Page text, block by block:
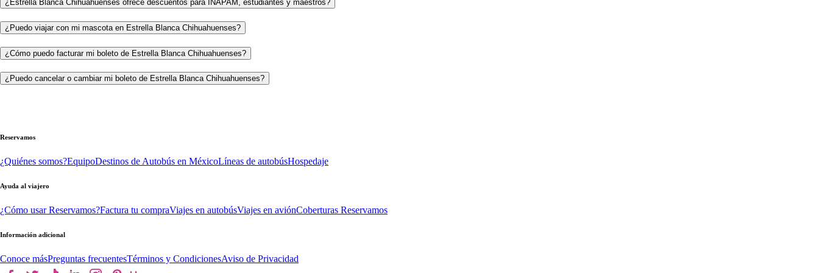
¿Estrella Blanca Chihuahuenses ofrece descuentos para INAPAM, estudiantes y maestros?
¿Puedo viajar con mi mascota en Estrella Blanca Chihuahuenses?
¿Cómo puedo facturar mi boleto de Estrella Blanca Chihuahuenses?
¿Puedo cancelar o cambiar mi boleto de Estrella Blanca Chihuahuenses?
Reservamos
¿Quiénes somos?EquipoDestinos de Autobús en MéxicoLíneas de autobúsHospedaje
Ayuda al viajero
¿Cómo usar Reservamos?Factura tu compraViajes en autobúsViajes en aviónCoberturas Reservamos
Información adicional
Conoce másPreguntas frecuentesTérminos y CondicionesAviso de Privacidad